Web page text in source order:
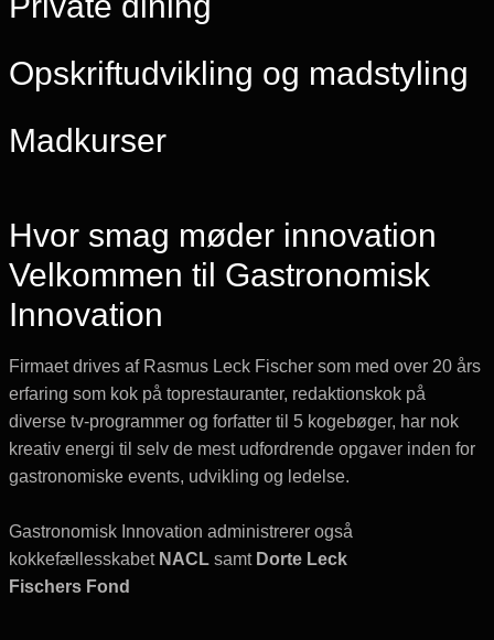
Opskriftudvikling og madstyling
Madkurser
Hvor smag møder innovation
Velkommen til Gastronomisk
Innovation
Firmaet drives af Rasmus Leck Fischer som med over 20 års
erfaring som kok på toprestauranter, redaktionskok på
diverse tv-programmer og forfatter til 5 kogebøger, har nok
kreativ energi til selv de mest udfordrende opgaver inden for
gastronomiske events, udvikling og ledelse.
Gastronomisk Innovation administrerer også
kokkefællesskabet NACL samt Dorte Leck
Fischers Fond